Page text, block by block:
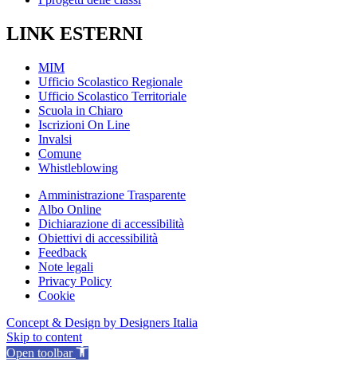
LINK ESTERNI
MIM
Ufficio Scolastico Regionale
Ufficio Scolastico Territoriale
Scuola in Chiaro
Iscrizioni On Line
Invalsi
Comune
Whistleblowing
Amministrazione Trasparente
Albo Online
Dichiarazione di accessibilità
Obiettivi di accessibilità
Feedback
Note legali
Privacy Policy
Cookie
Concept & Design by Designers Italia
Skip to content
Open toolbar